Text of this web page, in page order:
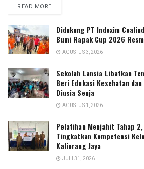
READ MORE
Didukung PT Indexim
Bumi Rapak Cup 2026
AGUSTUS 3, 2026
Sekolah Lansia Libatkan
Beri Edukasi Kesehatan
Diusia Senja
AGUSTUS 1, 2026
Pelatihan Menjahit Tahap
Tingkatkan Kompetensi
Kaliorang Jaya
JULI 31, 2026